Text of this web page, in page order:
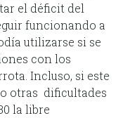
el déficit del
funcionando a
utilizarse si se
con los
Incluso, si este
otras dificultades
la libre